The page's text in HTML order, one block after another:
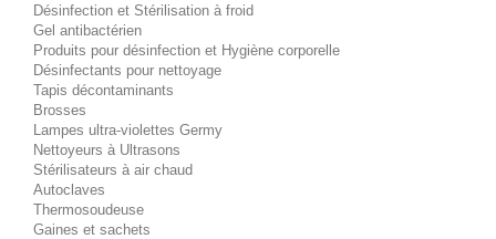
Désinfection et Stérilisation à froid
Gel antibactérien
Produits pour désinfection et Hygiène corporelle
Désinfectants pour nettoyage
Tapis décontaminants
Brosses
Lampes ultra-violettes Germy
Nettoyeurs à Ultrasons
Stérilisateurs à air chaud
Autoclaves
Thermosoudeuse
Gaines et sachets